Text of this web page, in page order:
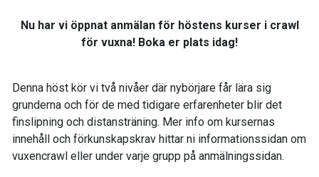
Nu har vi öppnat anmälan för höstens kurser i crawl
för vuxna! Boka er plats idag!
Denna höst kör vi två nivåer där nybörjare får lära sig
grunderna och för de med tidigare erfarenheter blir det
finslipning och distansträning. Mer info om kursernas
innehåll och förkunskapskrav hittar ni informationssidan om
vuxencrawl eller under varje grupp på anmälningssidan.